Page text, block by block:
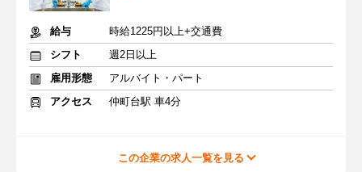
給与
時給1225円以上+交通費
シフト
週2日以上
雇用形態
アルバイト・パート
アクセス
仲町台駅 車4分
この企業の求人一覧を見る